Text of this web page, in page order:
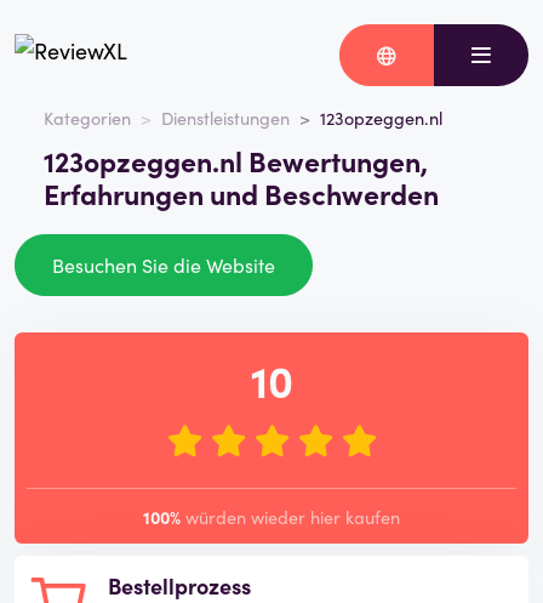
Kategorien Dienstleistungen 123opzeggen.nl
123opzeggen.nl Bewertungen,
Erfahrungen und Beschwerden
Besuchen Sie die Website
Bestellprozess
10
100% würden wieder hier kaufen